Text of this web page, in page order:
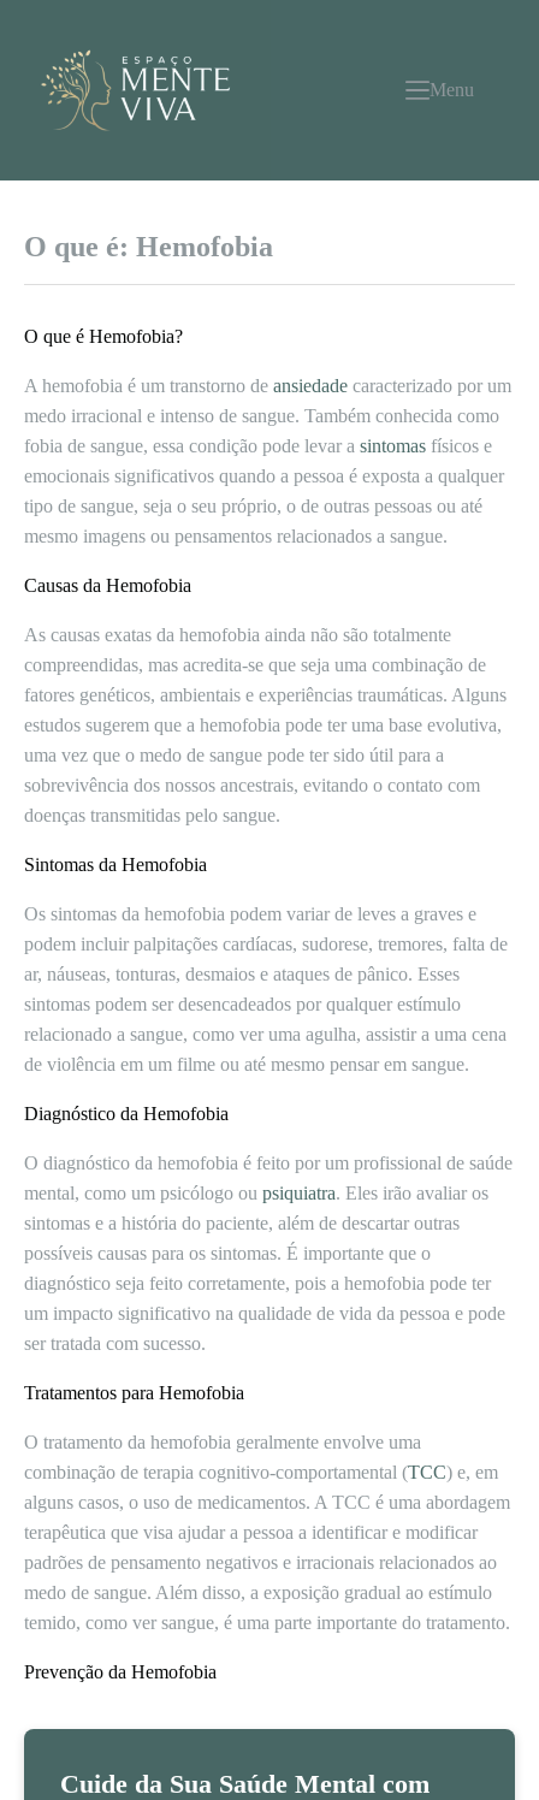
conteúdo
Menu
O que é: Hemofobia
O que é Hemofobia?
A hemofobia é um transtorno de ansiedade caracterizado por um
medo irracional e intenso de sangue. Também conhecida como
fobia de sangue, essa condição pode levar a sintomas físicos e
emocionais significativos quando a pessoa é exposta a qualquer
tipo de sangue, seja o seu próprio, o de outras pessoas ou até
mesmo imagens ou pensamentos relacionados a sangue.
Causas da Hemofobia
As causas exatas da hemofobia ainda não são totalmente
compreendidas, mas acredita-se que seja uma combinação de
fatores genéticos, ambientais e experiências traumáticas. Alguns
estudos sugerem que a hemofobia pode ter uma base evolutiva,
uma vez que o medo de sangue pode ter sido útil para a
sobrevivência dos nossos ancestrais, evitando o contato com
doenças transmitidas pelo sangue.
Sintomas da Hemofobia
Os sintomas da hemofobia podem variar de leves a graves e
podem incluir palpitações cardíacas, sudorese, tremores, falta de
ar, náuseas, tonturas, desmaios e ataques de pânico. Esses
sintomas podem ser desencadeados por qualquer estímulo
relacionado a sangue, como ver uma agulha, assistir a uma cena
de violência em um filme ou até mesmo pensar em sangue.
Diagnóstico da Hemofobia
O diagnóstico da hemofobia é feito por um profissional de saúde
mental, como um psicólogo ou psiquiatra. Eles irão avaliar os
sintomas e a história do paciente, além de descartar outras
possíveis causas para os sintomas. É importante que o
diagnóstico seja feito corretamente, pois a hemofobia pode ter
um impacto significativo na qualidade de vida da pessoa e pode
ser tratada com sucesso.
Tratamentos para Hemofobia
O tratamento da hemofobia geralmente envolve uma
combinação de terapia cognitivo-comportamental (TCC) e, em
alguns casos, o uso de medicamentos. A TCC é uma abordagem
terapêutica que visa ajudar a pessoa a identificar e modificar
padrões de pensamento negativos e irracionais relacionados ao
medo de sangue. Além disso, a exposição gradual ao estímulo
temido, como ver sangue, é uma parte importante do tratamento.
Prevenção da Hemofobia
Cuide da Sua Saúde Mental com